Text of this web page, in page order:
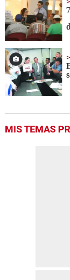
minute,
49
seconds
MIS TEMAS